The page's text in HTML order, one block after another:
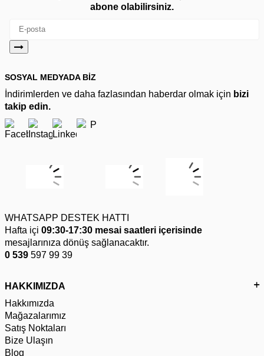
abone olabilirsiniz.
SOSYAL MEDYADA BİZ
İndirimlerden ve daha fazlasından haberdar olmak için bizi
takip edin.
WHATSAPP DESTEK HATTI
Hafta içi 09:30-17:30 mesai saatleri içerisinde
mesajlarınıza dönüş sağlanacaktır.
0 539 597 99 39
HAKKIMIZDA
Hakkımızda
Mağazalarımız
Satış Noktaları
Bize Ulaşın
Blog